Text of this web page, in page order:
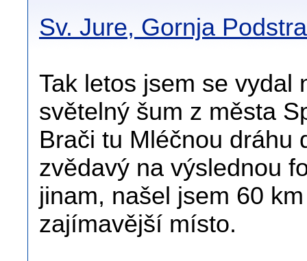
Sv. Jure, Gornja
Tak letos jsem se vydal
světelný šum z města
Brači tu Mléčnou dráhu
zvědavý na výslednou
jinam, našel jsem 60
zajímavější místo.